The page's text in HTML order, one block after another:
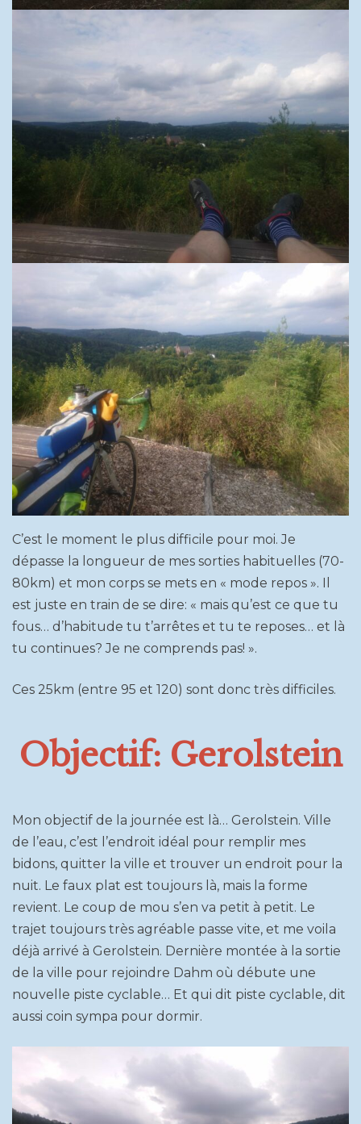
C’est le moment le plus difficile pour moi. Je
dépasse la longueur de mes sorties habituelles (70-
80km) et mon corps se mets en « mode repos ». Il
est juste en train de se dire: « mais qu’est ce que tu
fous… d’habitude tu t’arrêtes et tu te reposes… et là
tu continues? Je ne comprends pas! ».
Ces 25km (entre 95 et 120) sont donc très difficiles.
Objectif: Gerolstein
Mon objectif de la journée est là… Gerolstein. Ville
de l’eau, c’est l’endroit idéal pour remplir mes
bidons, quitter la ville et trouver un endroit pour la
nuit. Le faux plat est toujours là, mais la forme
revient. Le coup de mou s’en va petit à petit. Le
trajet toujours très agréable passe vite, et me voila
déjà arrivé à Gerolstein. Dernière montée à la sortie
de la ville pour rejoindre Dahm où débute une
nouvelle piste cyclable… Et qui dit piste cyclable, dit
aussi coin sympa pour dormir.